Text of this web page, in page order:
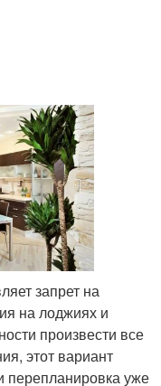
запрет на
на лоджиях и
произвести все
этот вариант
перепланировка уже